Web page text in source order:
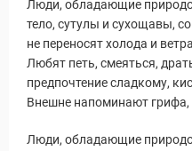
Люди, обладающие
тело, сутулы и сухощавы,
не переносят холода и
Любят петь, смеяться,
предпочтение сладкому,
Внешне напоминают грифа,
Люди, обладающие